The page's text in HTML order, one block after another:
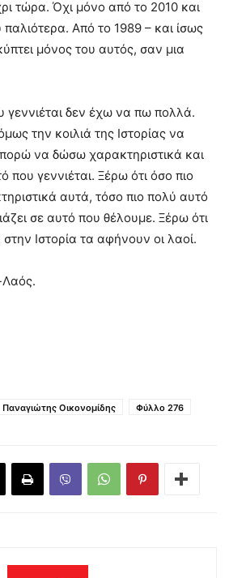
τώρα. Όχι μόνο από το 2010 και
Από το 1989 – και ίσως
μόνος του αυτός, σαν μια
γεννιέται δεν έχω να πω πολλά.
την κοιλιά της Ιστορίας να
να δώσω χαρακτηριστικά και
γεννιέται. Ξέρω ότι όσο πιο
αυτά, τόσο πιο πολύ αυτό
σε αυτό που θέλουμε. Ξέρω ότι
Ιστορία τα αφήνουν οι λαοί.
Λαός.
Παναγιώτης Οικονομίδης Φύλλο 276